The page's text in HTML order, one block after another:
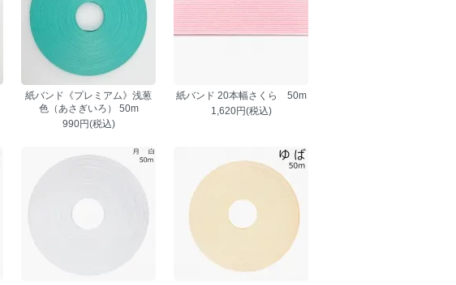
紙バンド《プレミアム》浅葱
色（あさぎいろ） 50m
990円(税込)
紙バンド 20本幅さくら 50m
1,620円(税込)